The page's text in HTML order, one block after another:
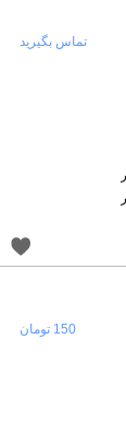
تماس بگیرید
150 تومان